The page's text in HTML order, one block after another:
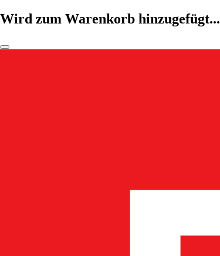
Wird zum Warenkorb hinzugefügt...